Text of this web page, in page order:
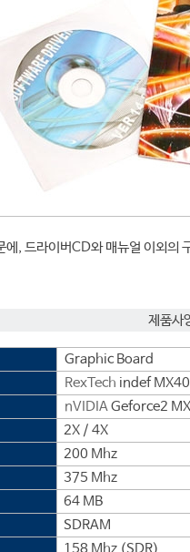
에, 드라이버CD와 매뉴얼 이외의
제품사
Graphic Board
RexTech indef
nVIDIAGeforce2
2X / 4X
200 Mhz
375 Mhz
64 MB
SDRAM
158 Mhz (SDR)